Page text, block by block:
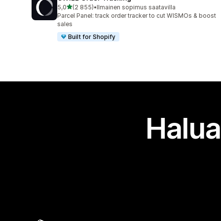
5,0/ 5 tähteä
(2 855)
2855 arvostelua yhteensä
•Ilmainen sopimus saatavilla
Parcel Panel: track order tracker to cut WISMOs & boost
sales
Built for Shopify